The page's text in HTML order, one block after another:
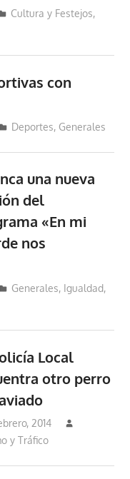
Cultura y Festejos,
con
Deportes, Generales
una nueva
del
«En mi
nos
Generales, Igualdad,
Local
otro perro
2014
y Tráfico